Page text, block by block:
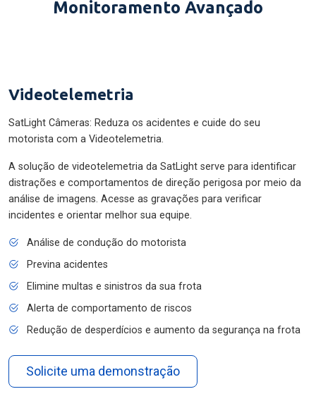
Monitoramento Avançado
Videotelemetria
SatLight Câmeras: Reduza os acidentes e cuide do seu
motorista com a Videotelemetria.
A solução de videotelemetria da SatLight serve para identificar
distrações e comportamentos de direção perigosa por meio da
análise de imagens. Acesse as gravações para verificar
incidentes e orientar melhor sua equipe.
Análise de condução do motorista
Previna acidentes
Elimine multas e sinistros da sua frota
Alerta de comportamento de riscos
Redução de desperdícios e aumento da segurança na frota
Solicite uma demonstração